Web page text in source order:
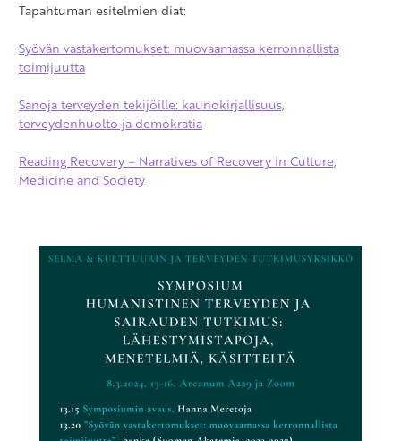
Tapahtuman esitelmien diat:
Syövän vastakertomukset: muovaamassa kerronnallista
toimijuutta
Sanoja terveyden tekijöille: kaunokirjallisuus,
terveydenhuolto ja demokratia
Reading Recovery – Narratives of Recovery in Culture,
Medicine and Society